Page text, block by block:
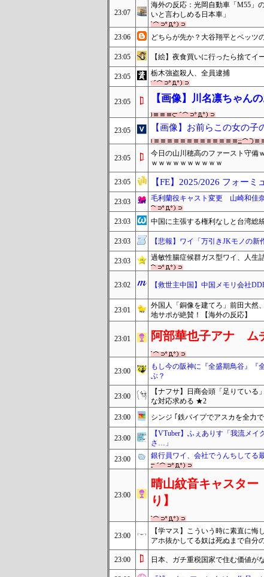
23:07
海外の反応：光岡自動車「M55」
いと言わしめる日本車」
23:06 どちらが先か？大谷翔平とベッツ
23:05 【絵】夜食買いに行ったら捨てイ
23:05 栃木強盗殺人、全員逮捕
23:05 【画像】川名凛ちゃん
23:05 【画像】お前らこの女の
23:05
今日の山川穂高のファースト守備
ｗｗｗｗｗｗｗｗｗｗ
23:05 【FE】2025/2026 フォー
23:03 毛利蘭役キャスト変更 山崎和佳
23:03 中国に主張する権利なしと台湾総
23:03 【悲報】ワイ「万引きJKモノの新
23:03 過敏性腸症候群ガス型ワイ、人生
23:02 【救世主中国】中国メモリ会社
23:01
外国人「銅像を建てろ」前田大然
地サポが絶賛！【海外の反応】
23:01 阿部華也子アナ ム
23:00
もし今の阪神に『全盛期鳥谷』『
ぶ？
23:00
【ナフサ】日商会頭「足りてい
な対応求める ★2
23:00 シンジ ｢鉄パイプでアスカを全力
23:00
【VTuber】ふぇありす「我流メ
さ…」
23:00 銀行員ワイ、会社でうんちしてる
23:00
晴山紋音キャスタ
り】
23:00
【学マス】こういう時に素直に
アホ抜かしてる奴は死ぬまで自分
23:00 日本、ガチ重税国家で住む価値が